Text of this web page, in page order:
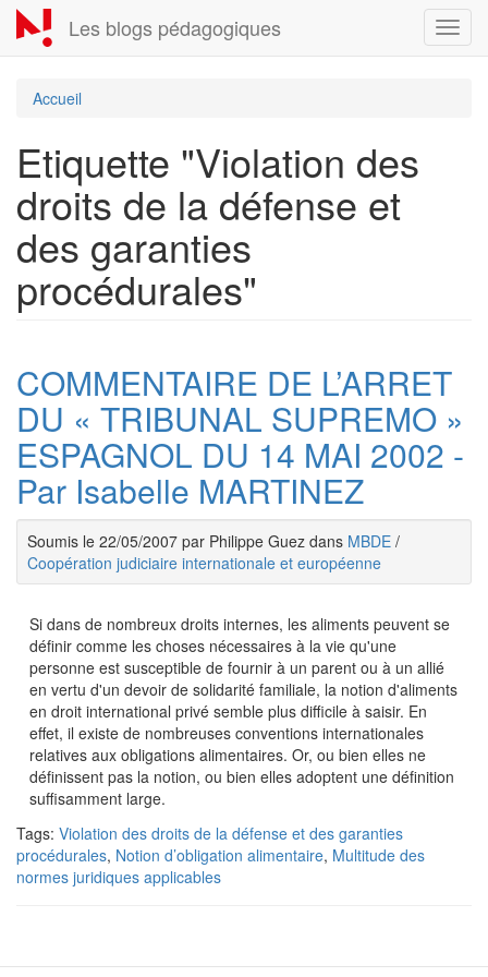
Aller
au
contenu
Les blogs pédagogiques
Accueil
Etiquette "Violation des
droits de la défense et
des garanties
procédurales"
COMMENTAIRE DE L’ARRET
DU « TRIBUNAL SUPREMO »
ESPAGNOL DU 14 MAI 2002 -
Par Isabelle MARTINEZ
Soumis le 22/05/2007 par Philippe Guez dans MBDE /
Coopération judiciaire internationale et européenne
Si dans de nombreux droits internes, les aliments peuvent se
définir comme les choses nécessaires à la vie qu'une
personne est susceptible de fournir à un parent ou à un allié
en vertu d'un devoir de solidarité familiale, la notion d'aliments
en droit international privé semble plus difficile à saisir. En
effet, il existe de nombreuses conventions internationales
relatives aux obligations alimentaires. Or, ou bien elles ne
définissent pas la notion, ou bien elles adoptent une définition
suffisamment large.
Tags: Violation des droits de la défense et des garanties
procédurales, Notion d’obligation alimentaire, Multitude des
normes juridiques applicables